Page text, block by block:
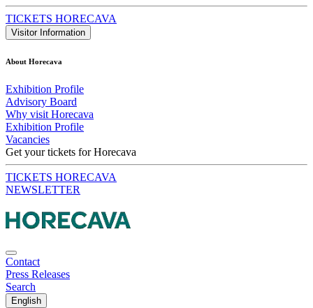
TICKETS HORECAVA
Visitor Information
About Horecava
Exhibition Profile
Advisory Board
Why visit Horecava
Exhibition Profile
Vacancies
Get your tickets for Horecava
TICKETS HORECAVA
NEWSLETTER
Contact
Press Releases
Search
English